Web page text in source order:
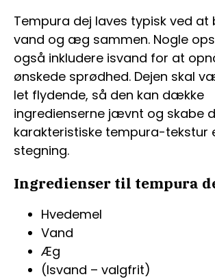
Tempura dej laves typisk ved at
vand og æg sammen. Nogle
også inkludere isvand for at
ønskede sprødhed. Dejen skal
let flydende, så den kan dække
ingredienserne jævnt og skabe
karakteristiske tempura-tekstur
stegning.
Ingredienser til tempura
Hvedemel
Vand
Æg
(Isvand – valgfrit)